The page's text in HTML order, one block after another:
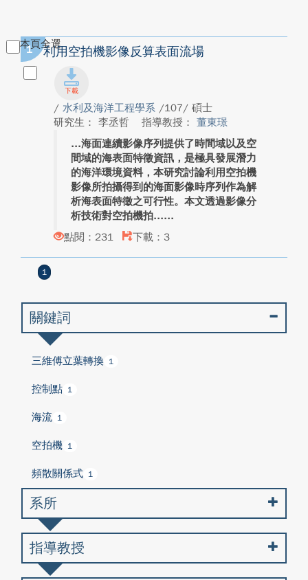
本頁全選
1 利用空拍機影像反算表面流場
/ 水利及海洋工程學系 /107/ 碩士
研究生： 李丞哲
指導教授： 董東璟
海面連續影像序列提供了時間域以及空
間域的海表面特徵資訊，是極具發展潛力
的海洋環境資料，本研究討論利用空拍機
影像所拍攝得到的海面影像時序列作為解
析海表面特徵之可行性。本文透過影像分
析技術對空拍機拍...
點閱：231
下載：3
1
關鍵詞
三維傅立葉轉換 1
控制點 1
海流 1
空拍機 1
頻散關係式 1
系所
指導教授